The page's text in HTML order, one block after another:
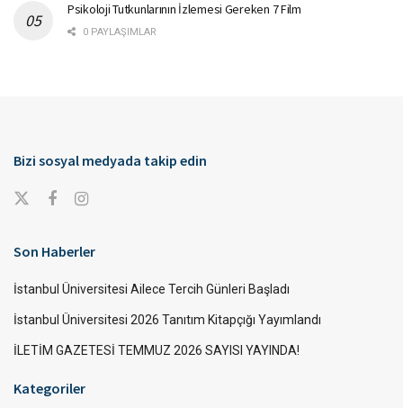
Psikoloji Tutkunlarının İzlemesi Gereken 7 Film
0 PAYLAŞIMLAR
Bizi sosyal medyada takip edin
Son Haberler
İstanbul Üniversitesi Ailece Tercih Günleri Başladı
İstanbul Üniversitesi 2026 Tanıtım Kitapçığı Yayımlandı
İLETİM GAZETESİ TEMMUZ 2026 SAYISI YAYINDA!
Kategoriler